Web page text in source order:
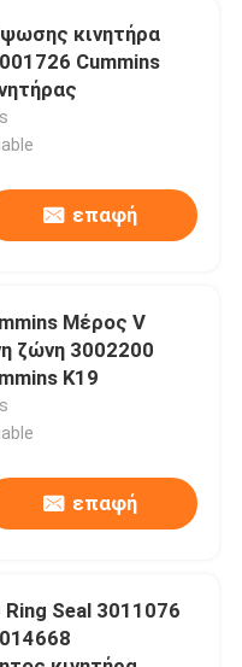
κινητήρα
Cummins
επαφή
Μέρος V
ζώνη 3002200
K19
επαφή
Ring Seal 3011076